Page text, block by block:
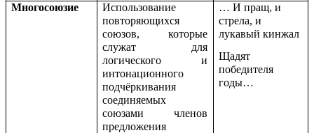
Многосоюзие
Использование
повторяющихся
союзов, которые
служат для
логического и
интонационного
подчёркивания
соединяемых
союзами членов
предложения
… И пращ, и
стрела, и
лукавый кинжал
Щадят
победителя
годы…